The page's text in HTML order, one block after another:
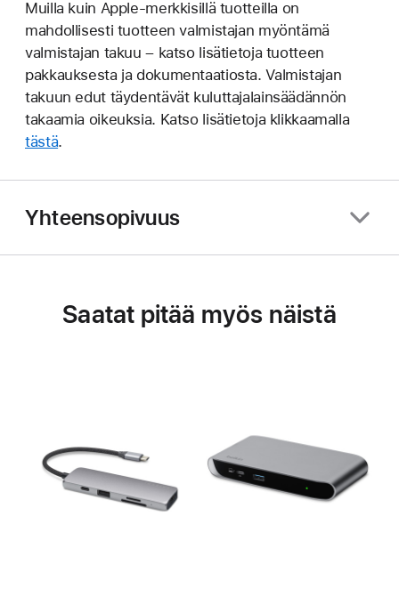
Muilla kuin Apple-merkkisillä tuotteilla on
mahdollisesti tuotteen valmistajan myöntämä
valmistajan takuu – katso lisätietoja tuotteen
pakkauksesta ja dokumentaatiosta. Valmistajan
takuun edut täydentävät kuluttajalainsäädännön
takaamia oikeuksia. Katso lisätietoja klikkaamalla
tästä.
Yhteensopivuus
Saatat pitää myös näistä